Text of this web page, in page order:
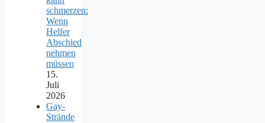
schmerzen:
Wenn
Helfer
Abschied
nehmen
müssen
15.
Juli
2026
Gay-
Strände